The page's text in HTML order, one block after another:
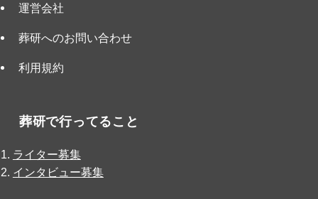
運営会社
葬研へのお問い合わせ
利用規約
葬研で行ってること
ライター募集
インタビュー募集